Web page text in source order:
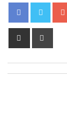
Share